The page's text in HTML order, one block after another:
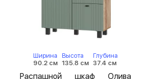
Ширина
90.2 см
Высота
135.8 см
Глубина
37.4 см
Распашной шкаф Олива